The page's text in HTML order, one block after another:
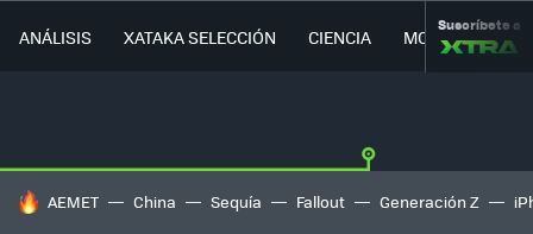
ANÁLISIS XATAKA SELECCIÓN CIENCIA MOVILIDAD
Suscríbete a
HOY SE HABLA DE
AEMET China Sequía Fallout Generación Z